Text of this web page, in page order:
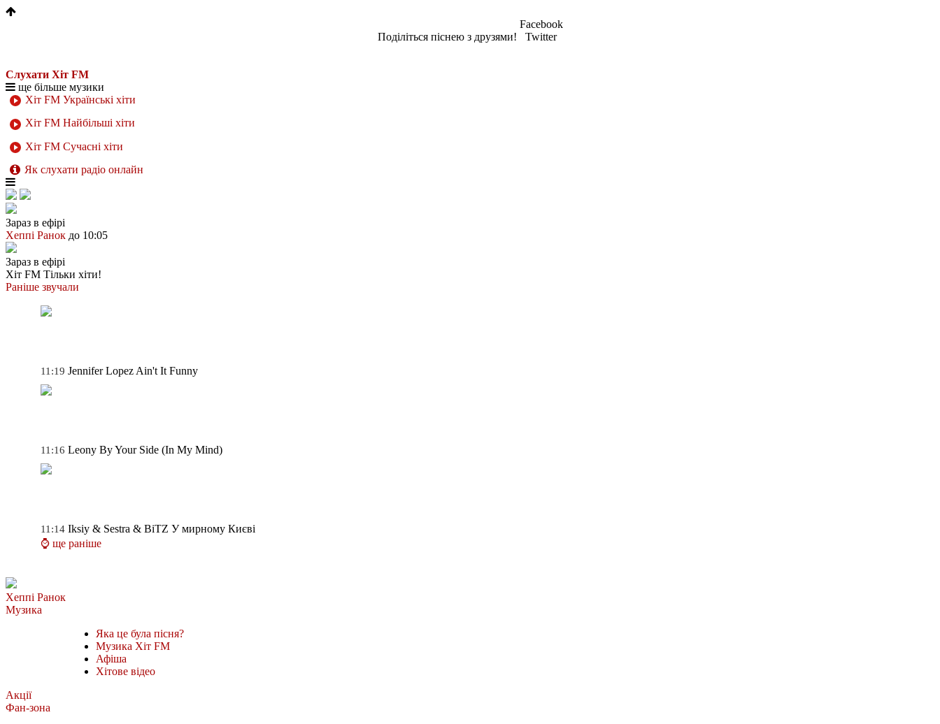
Поділіться піснею з друзями!
Facebook
Twitter
Слухати Хіт FM
ще більше музики
Хіт FM Українські хіти
Хіт FM Найбільші хіти
Хіт FM Сучасні хіти
Як слухати радіо онлайн
Зараз в ефірі
Хеппі Ранок до 10:05
Зараз в ефірі
Хіт FM Тільки хіти!
Раніше звучали
11:19 Jennifer Lopez Ain't It Funny
11:16 Leony By Your Side (In My Mind)
11:14 Iksiy & Sestra & BiTZ У мирному Києві
⌚ ще раніше
Хеппі Ранок
Музика
Яка це була пісня?
Музика Хіт FM
Афіша
Хітове відео
Акції
Фан-зона